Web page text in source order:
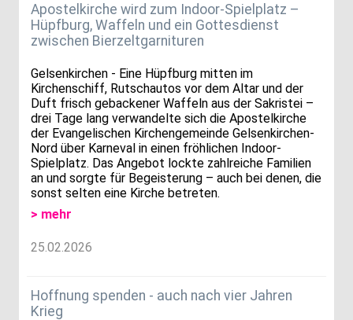
Apostelkirche wird zum Indoor-Spielplatz –
Hüpfburg, Waffeln und ein Gottesdienst
zwischen Bierzeltgarnituren
Gelsenkirchen - Eine Hüpfburg mitten im
Kirchenschiff, Rutschautos vor dem Altar und der
Duft frisch gebackener Waffeln aus der Sakristei –
drei Tage lang verwandelte sich die Apostelkirche
der Evangelischen Kirchengemeinde Gelsenkirchen-
Nord über Karneval in einen fröhlichen Indoor-
Spielplatz. Das Angebot lockte zahlreiche Familien
an und sorgte für Begeisterung – auch bei denen, die
sonst selten eine Kirche betreten.
> mehr
25.02.2026
Hoffnung spenden - auch nach vier Jahren
Krieg